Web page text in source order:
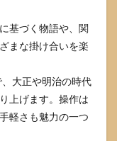
基づく物語や、関
まな掛け合いを楽
大正や明治の時代
上げます。操作は
軽さも魅力の一つ